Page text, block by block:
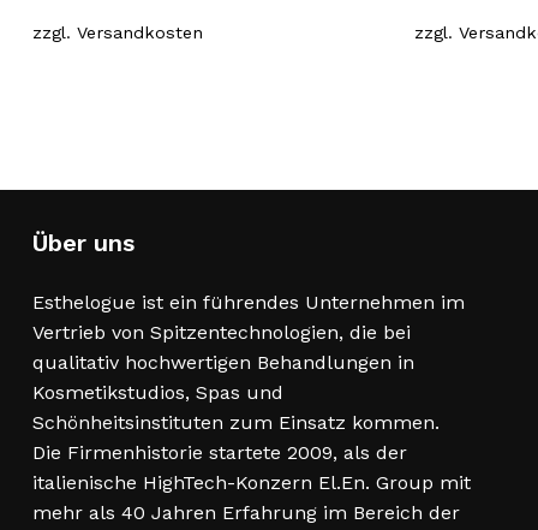
zzgl. Versandkosten zzgl.
Über uns
Esthelogue ist ein führendes Unternehmen im
Vertrieb von Spitzentechnologien, die bei
qualitativ hochwertigen Behandlungen in
Kosmetikstudios, Spas und
Schönheitsinstituten zum Einsatz kommen.
Die Firmenhistorie startete 2009, als der
italienische HighTech-Konzern El.En. Group mit
mehr als 40 Jahren Erfahrung im Bereich der